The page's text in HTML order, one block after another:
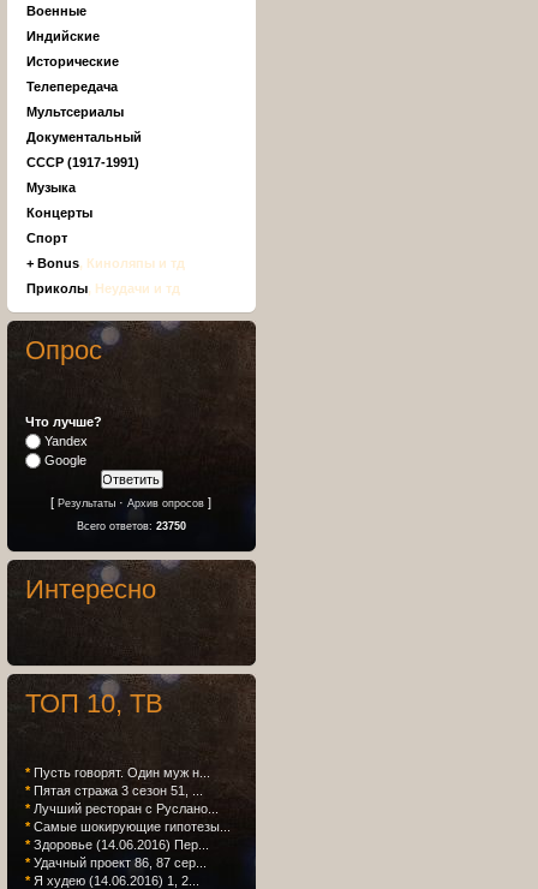
Военные
Индийские
Исторические
Телепередача
Мультсериалы
Документальный
СССР (1917-1991)
Музыка
Концерты
Спорт
+ Bonus, Киноляпы и тд
Приколы, Неудачи и тд
Опрос
Что лучше?
Yandex
Google
[Результаты ·Архив опросов ]
Всего ответов: 23750
Интересно
ТОП 10, ТВ
* Пусть говорят. Один муж н...
* Пятая стража 3 сезон 51, ...
* Лучший ресторан с Руслано...
* Самые шокирующие гипотезы...
* Здоровье (14.06.2016) Пер...
* Удачный проект 86, 87 сер...
* Я худею (14.06.2016) 1, 2...